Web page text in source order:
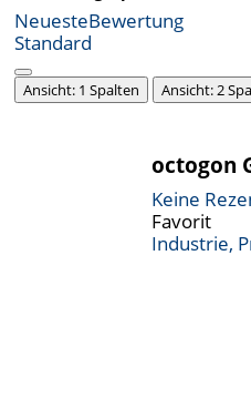
NeuesteBewertung
Standard
Ansicht: 1 Spalten Ansicht: 2
octogon
Keine
Favorit
Industrie,